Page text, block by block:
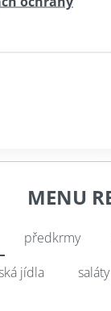
MENU
předkrmy
jídla
saláty